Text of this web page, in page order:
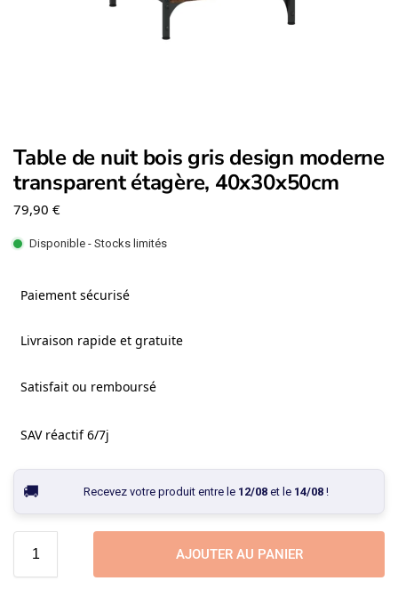
Table de nuit bois gris design moderne
transparent étagère, 40x30x50cm
79,90 €
Disponible - Stocks limités
Paiement sécurisé
Livraison rapide et gratuite
Satisfait ou remboursé
SAV réactif 6/7j
Recevez votre produit entre le 12/08et le 14/08!
AJOUTER AU PANIER